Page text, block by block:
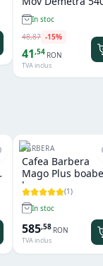
grIn stoc
48,87 -15%
41,54 RON
TVA inclus
BARBERA
Cafea Barbera
Mago Plus
kg
(1)
In stoc
585,58 RON
TVA inclus